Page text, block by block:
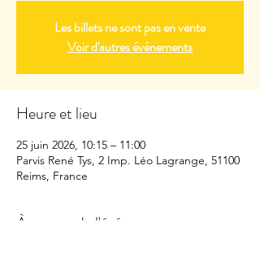
Les billets ne sont pas en vente
Voir d'autres événements
Heure et lieu
25 juin 2026, 10:15 – 11:00
Parvis René Tys, 2 Imp. Léo Lagrange, 51100
Reims, France
À propos de l'événement